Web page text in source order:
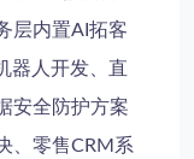
层内置AI拓客
器人开发
直
安全防护方案
零售CRM系